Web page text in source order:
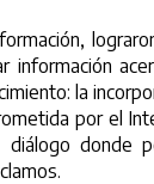
información
la
por el
donde